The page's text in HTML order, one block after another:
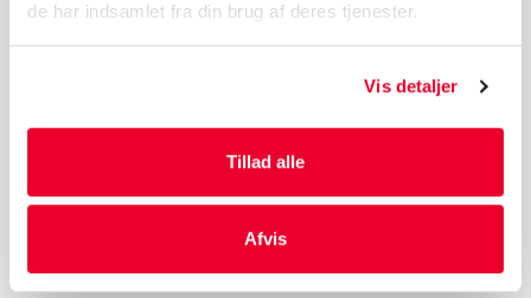
de har indsamlet fra din brug af deres tjenester.
Vis detaljer
Tillad alle
Afvis
Lamineret Emballage
Kuverter Og Emballage Til Forsendelse